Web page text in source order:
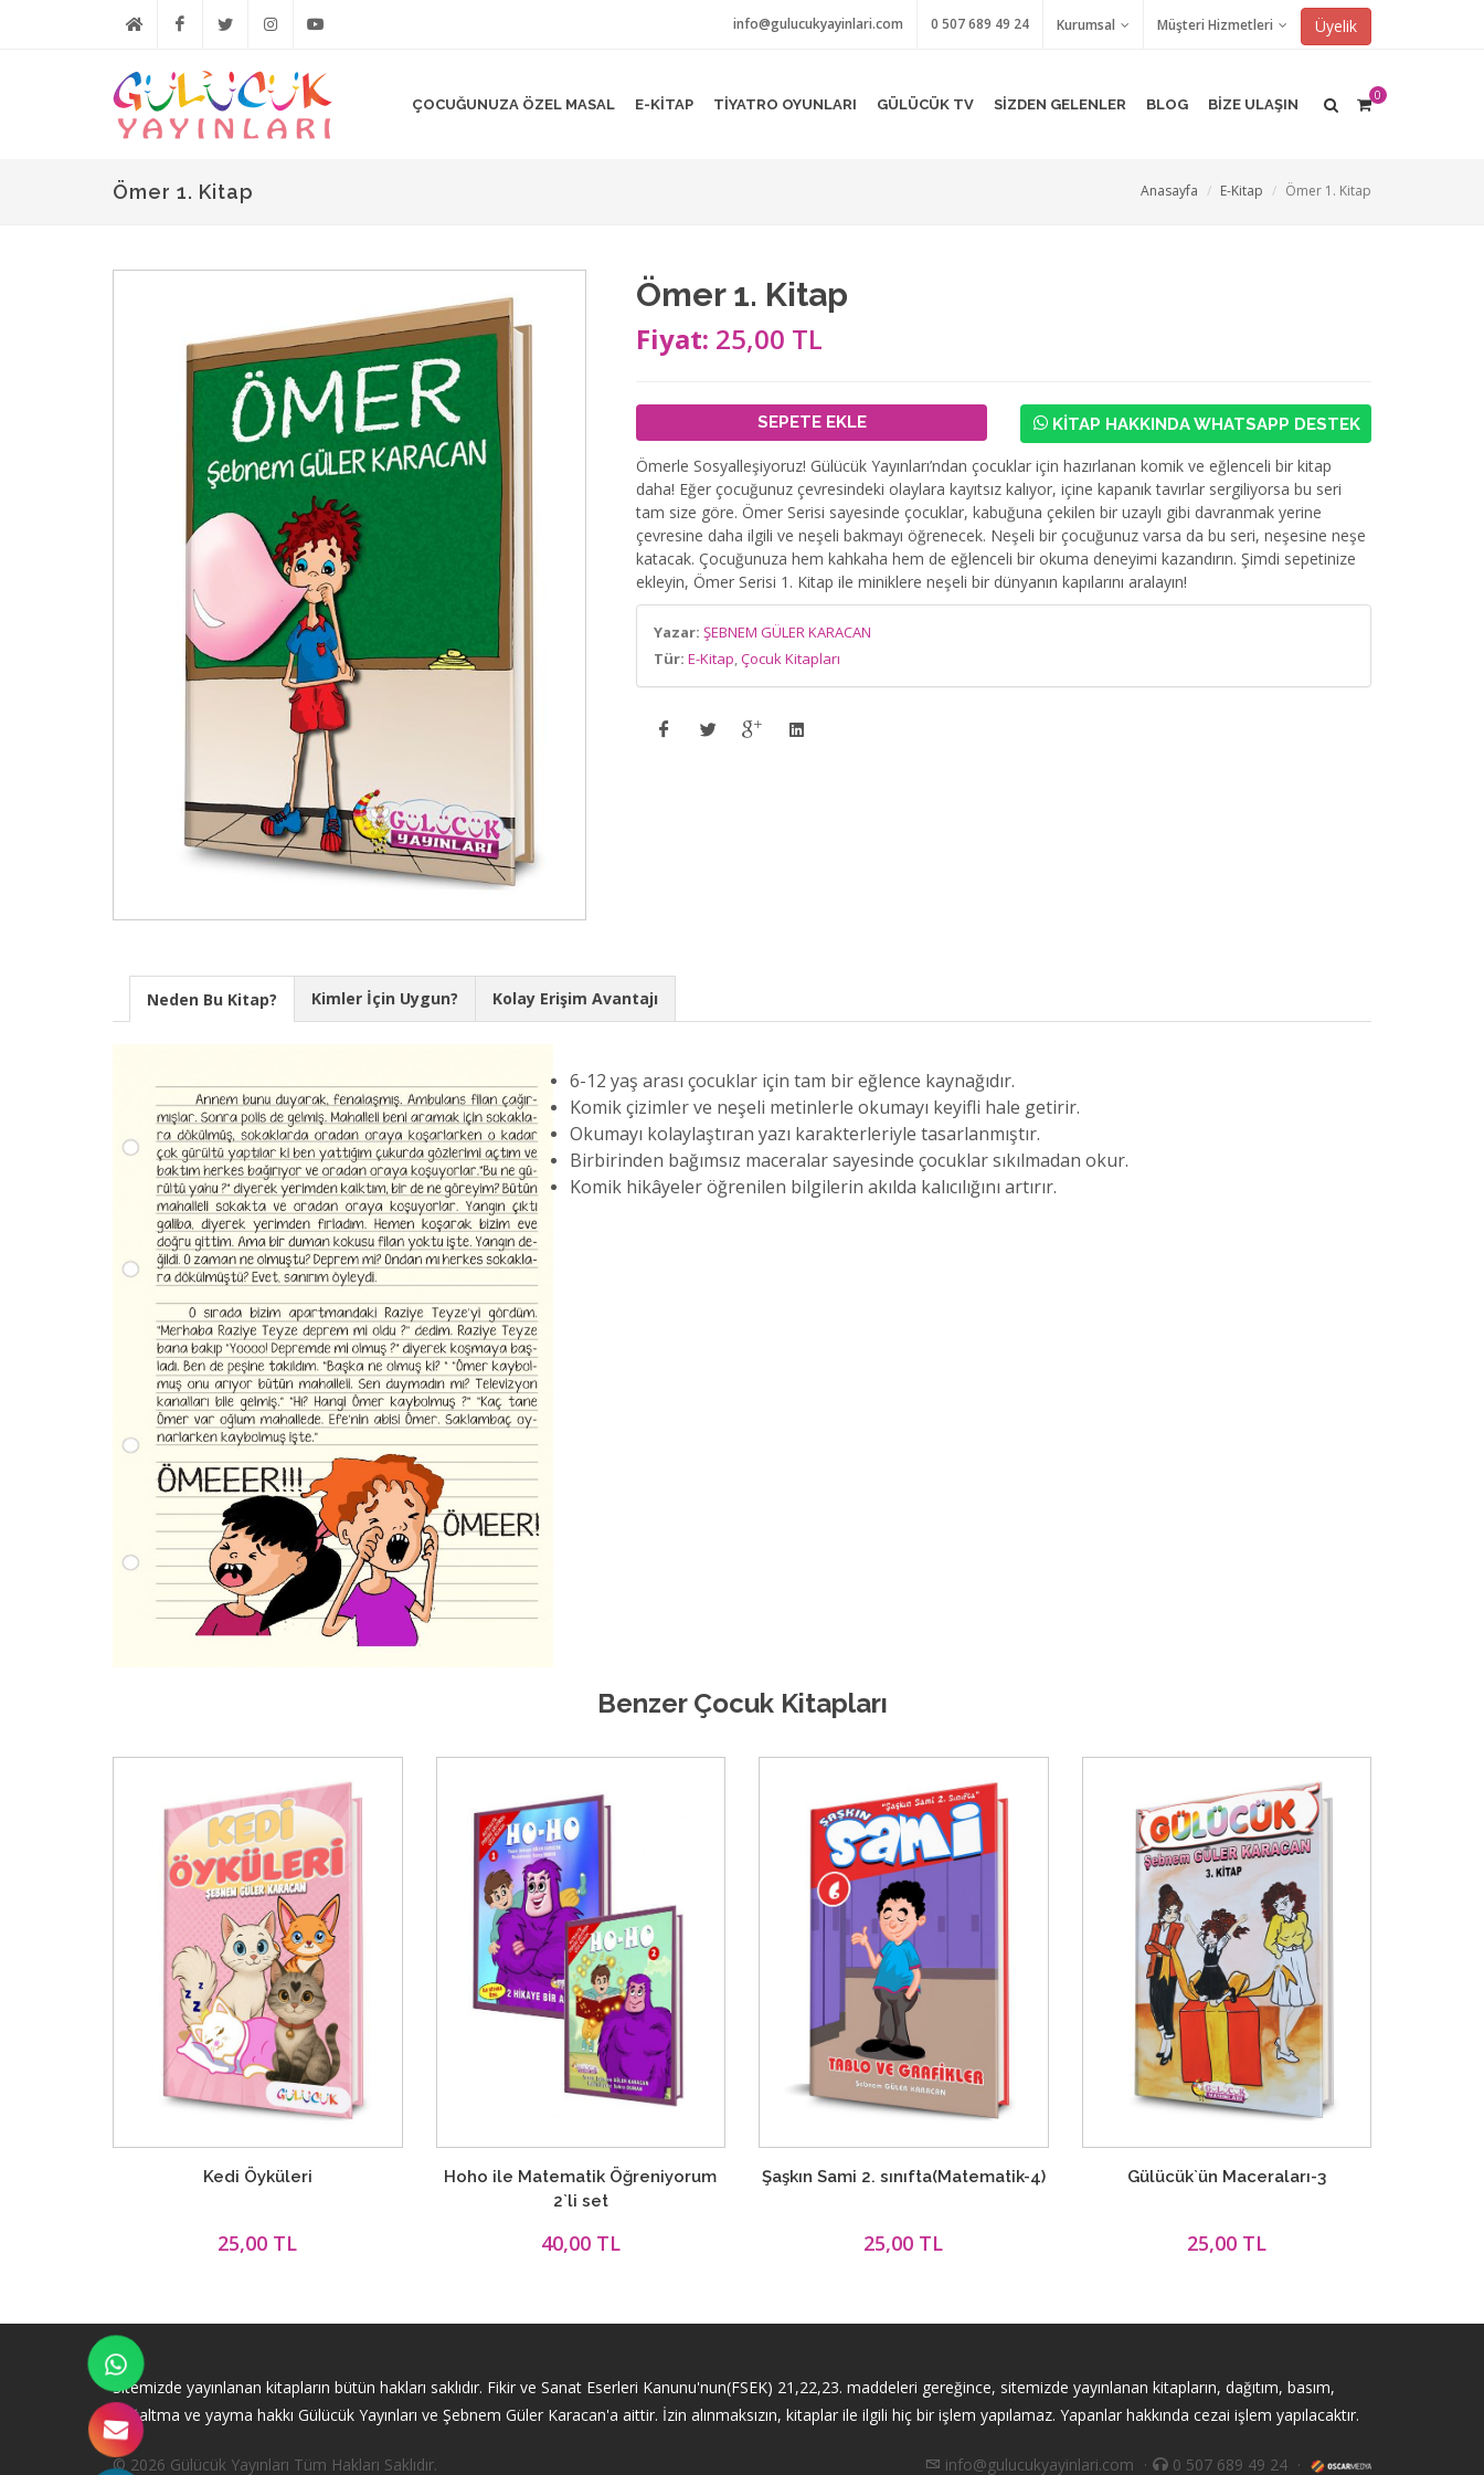
AnasayfaFacebookTwitterInstagram
Youtube
info@gulucukyayinlari.com 0 507 689 49 24 Kurumsal Müşteri Hizmetleri Üyelik
ÇOCUĞUNUZA ÖZEL MASAL E-KİTAP TİYATRO OYUNLARI GÜLÜCÜK TV SİZDEN GELENLER BLOG BİZE ULAŞIN
0
Ömer 1. Kitap Anasayfa E-Kitap Ömer 1. Kitap
Ömer 1. Kitap
Fiyat: 25,00 TL
SEPETE EKLE KİTAP HAKKINDA WHATSAPP DESTEK
Ömerle Sosyalleşiyoruz! Gülücük Yayınları’ndan çocuklar için hazırlanan komik ve eğlenceli bir kitap
daha! Eğer çocuğunuz çevresindeki olaylara kayıtsız kalıyor, içine kapanık tavırlar sergiliyorsa bu seri
tam size göre. Ömer Serisi sayesinde çocuklar, kabuğuna çekilen bir uzaylı gibi davranmak yerine
çevresine daha ilgili ve neşeli bakmayı öğrenecek. Neşeli bir çocuğunuz varsa da bu seri, neşesine neşe
katacak. Çocuğunuza hem kahkaha hem de eğlenceli bir okuma deneyimi kazandırın. Şimdi sepetinize
ekleyin, Ömer Serisi 1. Kitap ile miniklere neşeli bir dünyanın kapılarını aralayın!
Yazar: ŞEBNEM GÜLER KARACAN
Tür: E-Kitap,Çocuk Kitapları
Neden Bu Kitap? Kimler İçin Uygun? Kolay Erişim Avantajı
6-12 yaş arası çocuklar için tam bir eğlence kaynağıdır.
Komik çizimler ve neşeli metinlerle okumayı keyifli hale getirir.
Okumayı kolaylaştıran yazı karakterleriyle tasarlanmıştır.
Birbirinden bağımsız maceralar sayesinde çocuklar sıkılmadan okur.
Komik hikâyeler öğrenilen bilgilerin akılda kalıcılığını artırır.
Benzer Çocuk Kitapları
Kedi Öyküleri
25,00 TL
Hoho ile Matematik Öğreniyorum
2`li set
40,00 TL
Şaşkın Sami 2. sınıfta(Matematik-4)
25,00 TL
Gülücük`ün Maceraları-3
25,00 TL
Sitemizde yayınlanan kitapların bütün hakları saklıdır. Fikir ve Sanat Eserleri Kanunu'nun(FSEK) 21,22,23. maddeleri gereğince, sitemizde yayınlanan kitapların, dağıtım, basım,
çoğaltma ve yayma hakkı Gülücük Yayınları ve Şebnem Güler Karacan'a aittir. İzin alınmaksızın, kitaplar ile ilgili hiç bir işlem yapılamaz. Yapanlar hakkında cezai işlem yapılacaktır.
© 2026 Gülücük Yayınları Tüm Hakları Saklıdır. info@gulucukyayinlari.com · 0 507 689 49 24 ·